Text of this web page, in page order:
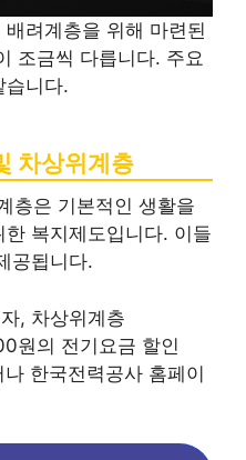
려계층을 위해 마련된
조금씩 다릅니다. 주요
습니다.
차상위계층
층은 기본적인 생활을
복지제도입니다. 이들
공됩니다.
, 차상위계층
원의 전기요금 할인
나 한국전력공사 홈페이